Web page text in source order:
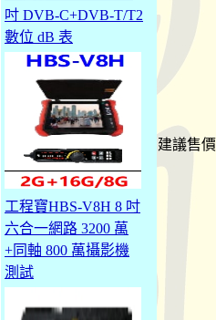
吋 DVB-C+DVB-T/T2
數位 dB 表
工程寶HBS-V8H 8 吋
六合一網路 3200 萬
+同軸 800 萬攝影機
測試
建議售價